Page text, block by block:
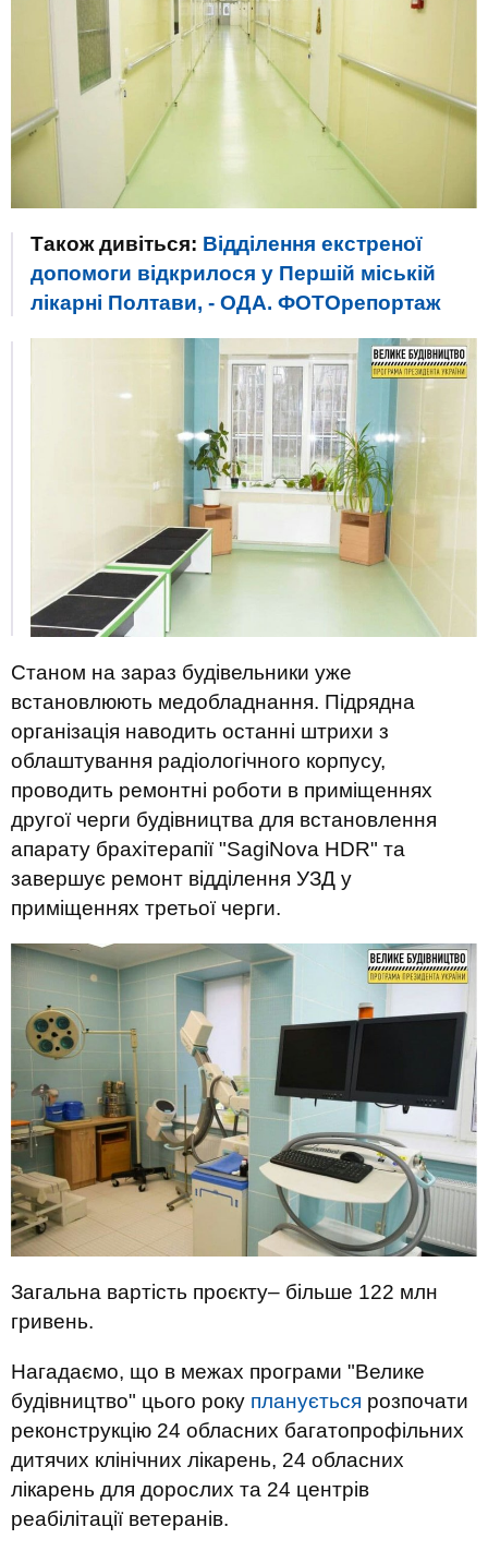
Також дивіться: Відділення екстреної
допомоги відкрилося у Першій міській
лікарні Полтави, - ОДА. ФОТОрепортаж
Станом на зараз будівельники уже
встановлюють медобладнання. Підрядна
організація наводить останні штрихи з
облаштування радіологічного корпусу,
проводить ремонтні роботи в приміщеннях
другої черги будівництва для встановлення
апарату брахітерапії "SagiNova HDR" та
завершує ремонт відділення УЗД у
приміщеннях третьої черги.
Загальна вартість проєкту– більше 122 млн
гривень.
Нагадаємо, що в межах програми "Велике
будівництво" цього року планується розпочати
реконструкцію 24 обласних багатопрофільних
дитячих клінічних лікарень, 24 обласних
лікарень для дорослих та 24 центрів
реабілітації ветеранів.